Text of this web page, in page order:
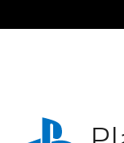
al
playstation.com